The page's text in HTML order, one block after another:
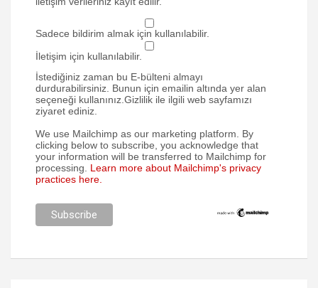
Sadece bildirim almak için kullanılabilir.
İletişim için kullanılabilir.
İstediğiniz zaman bu E-bülteni almayı
durdurabilirsiniz. Bunun için emailin altında yer alan
seçeneği kullanınız.Gizlilik ile ilgili web sayfamızı
ziyaret ediniz.
We use Mailchimp as our marketing platform. By
clicking below to subscribe, you acknowledge that
your information will be transferred to Mailchimp for
processing. Learn more about Mailchimp's privacy
practices here.